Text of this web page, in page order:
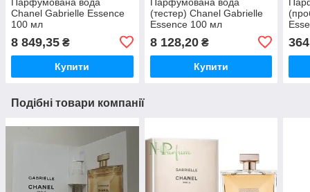
Chanel Gabrielle Essence
100 мл
8 849,35 ₴
Купити
(тестер) Chanel Gabrielle
Essence 100 мл
8 128,20₴
Купити
Подібні товари компанії